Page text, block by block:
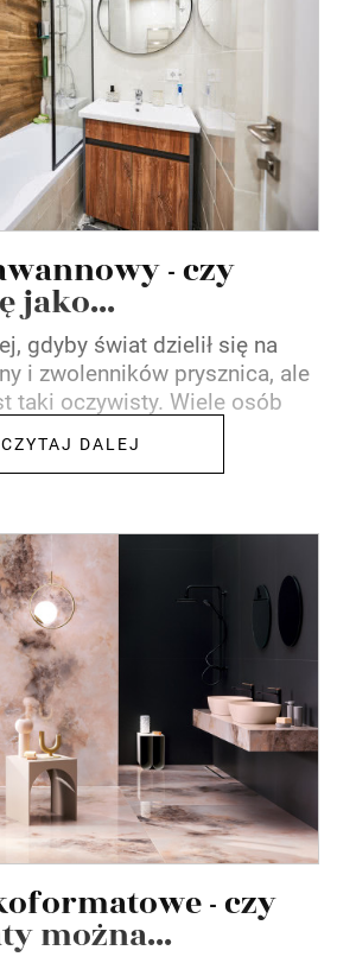
- czy
jako...
gdyby świat dzielił się na
i zwolenników prysznica, ale
taki oczywisty. Wiele osób
kąpiele w wannie
CZYTAJ DALEJ
- czy
można...